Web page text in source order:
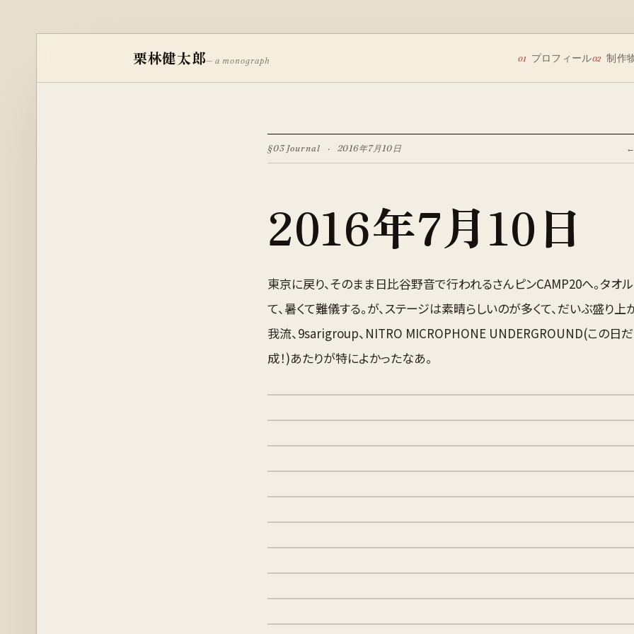
栗林健太郎— a monograph 01 プロフィール02 制作
§03 Journal · 2016年7月10日
2016年7月10日
東京に戻り、そのまま日比谷野音で行われるさんピンCAMP20へ。タオ
て、暑くて難儀する。が、ステージは素晴らしいのが多くて、だいぶ盛り上
我流、9sarigroup、NITRO MICROPHONE UNDERGROUND(この日
成！)あたりが特によかったなあ。